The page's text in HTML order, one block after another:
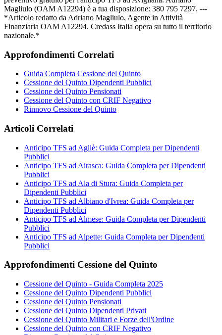
Magliulo (OAM A12294) è a tua disposizione: 380 795 7297. ---
*Articolo redatto da Adriano Magliulo, Agente in Attività
Finanziaria OAM A12294. Credass Italia opera su tutto il territorio
nazionale.*
Approfondimenti Correlati
Guida Completa Cessione del Quinto
Cessione del Quinto Dipendenti Pubblici
Cessione del Quinto Pensionati
Cessione del Quinto con CRIF Negativo
Rinnovo Cessione del Quinto
Articoli Correlati
Anticipo TFS ad Agliè: Guida Completa per Dipendenti
Pubblici
Anticipo TFS ad Airasca: Guida Completa per Dipendenti
Pubblici
Anticipo TFS ad Ala di Stura: Guida Completa per
Dipendenti Pubblici
Anticipo TFS ad Albiano d'Ivrea: Guida Completa per
Dipendenti Pubblici
Anticipo TFS ad Almese: Guida Completa per Dipendenti
Pubblici
Anticipo TFS ad Alpette: Guida Completa per Dipendenti
Pubblici
Approfondimenti Cessione del Quinto
Cessione del Quinto - Guida Completa 2025
Cessione del Quinto Dipendenti Pubblici
Cessione del Quinto Pensionati
Cessione del Quinto Dipendenti Privati
Cessione del Quinto Militari e Forze dell'Ordine
Cessione del Quinto con CRIF Negativo